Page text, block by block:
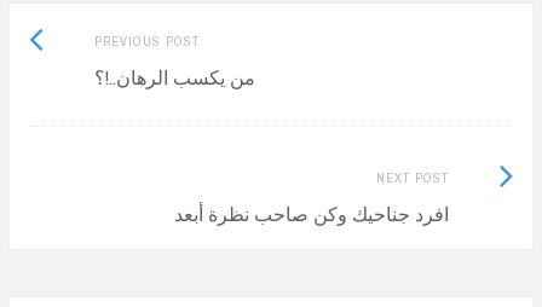
PREVIOUS POST
Previous
من يكسب الرهان..!؟
NEXT POST
افرد جناحيك وكن صاحب نظرة أبعد
Next
Post: